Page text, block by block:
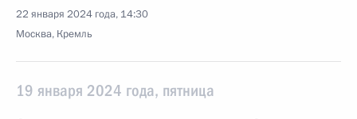
22 января 2024 года, 14:30
Москва, Кремль
19 января 2024 года, пятница